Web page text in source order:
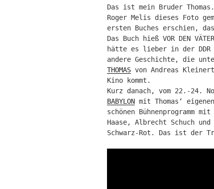
Das ist mein Bruder
Roger Melis dieses Foto
ersten Buches erschien,
Das Buch hieß VOR DEN
hätte es lieber in der
andere Geschichte, die
THOMAS von Andreas
Kino kommt.
Kurz danach, vom 22.-24.
BABYLON mit Thomas‘
schönen Bühnenprogramm
Haase, Albrecht Schuch
Schwarz-Rot. Das ist der